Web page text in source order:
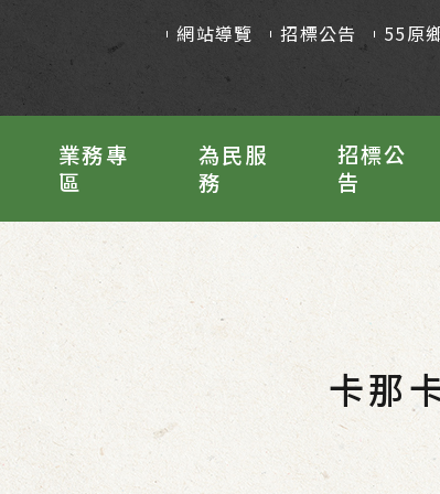
網站導覽 招標公告 55原
業務專
區
為民服
務
招標公
告
卡那